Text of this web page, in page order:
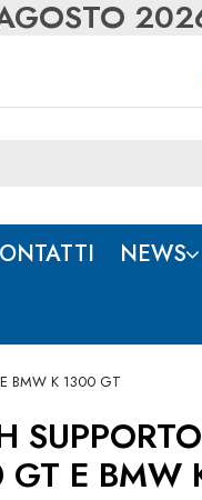
NEWS
BMW K 1300 GT
E BMW